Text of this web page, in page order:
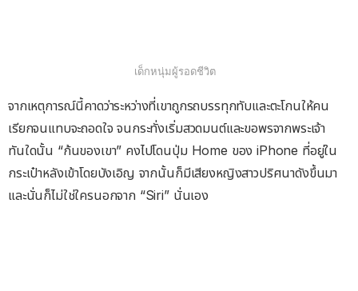
เด็กหนุ่มผู้รอดชีวิต
จากเหตุการณ์นี้คาดว่าระหว่างที่เขาถูกรถบรรทุกทับและตะโกนให้คน
เรียกจนแทบจะถอดใจ จนกระทั่งเริ่มสวดมนต์และขอพรจากพระเจ้า
ทันใดนั้น “ก้นของเขา” คงไปโดนปุ่ม Home ของ iPhone ที่อยู่ใน
กระเป๋าหลังเข้าโดยบังเอิญ จากนั้นก็มีเสียงหญิงสาวปริศนาดังขึ้นมา
และนั่นก็ไม่ใช่ใครนอกจาก “Siri” นั่นเอง